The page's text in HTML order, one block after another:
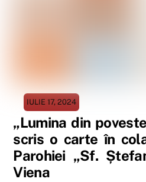
IULIE 17, 2024
„Lumina din
scris o carte în
Parohiei „Sf.
Viena